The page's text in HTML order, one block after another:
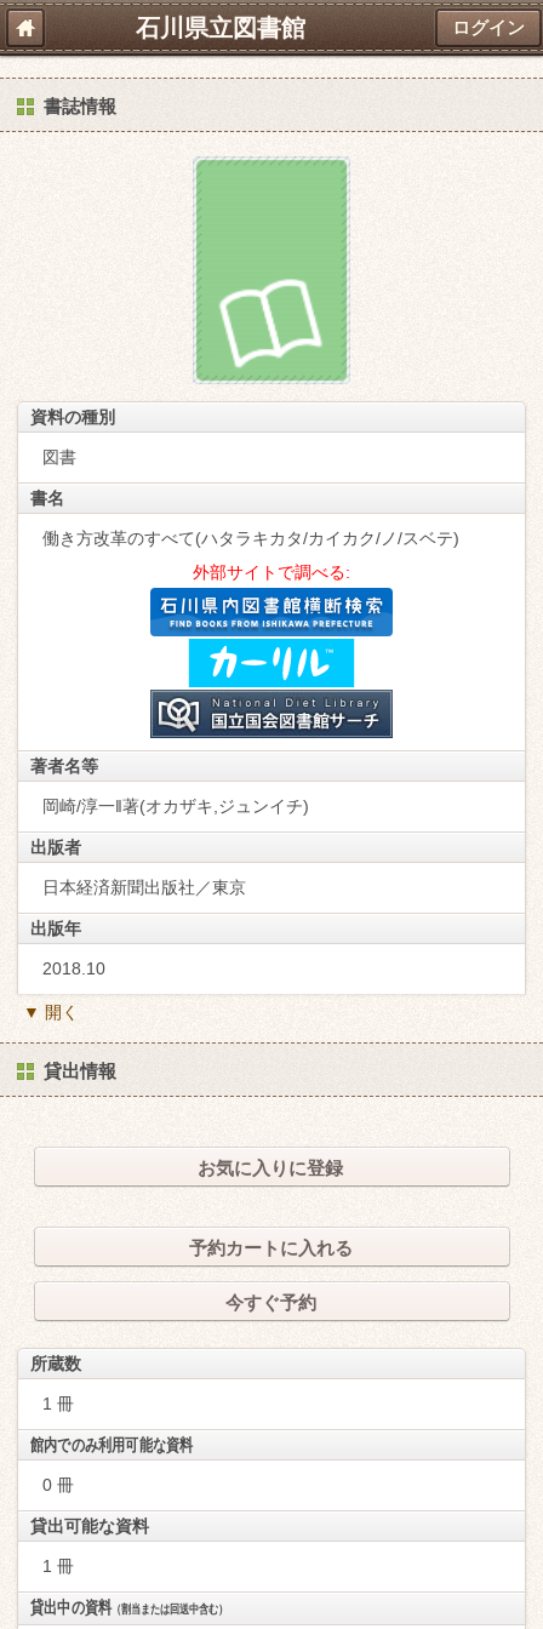
石川県立図書館 ログイン
書誌情報
資料の種別
図書
書名
働き方改革のすべて(ハタラキカタ/カイカク/ノ/スベテ)
外部サイトで調べる:
著者名等
岡崎/淳一‖著(オカザキ,ジュンイチ)
出版者
日本経済新聞出版社／東京
出版年
2018.10
▼ 開く
貸出情報
お気に入りに登録
予約カートに入れる
今すぐ予約
所蔵数
1 冊
館内でのみ利用可能な資料
0 冊
貸出可能な資料
1 冊
貸出中の資料（割当または回送中含む）